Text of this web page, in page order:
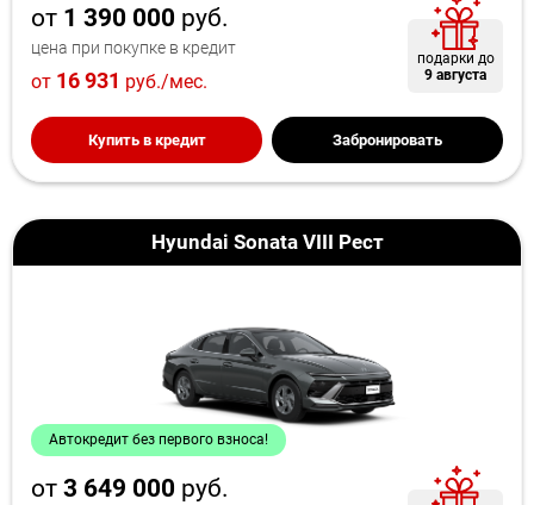
от 1 390 000 руб.
цена при покупке в кредит
от 16 931 руб./мес.
подарки до
9 августа
Купить в кредит Забронировать
Hyundai Sonata VIII Рест
Автокредит без первого взноса!
от 3 649 000 руб.